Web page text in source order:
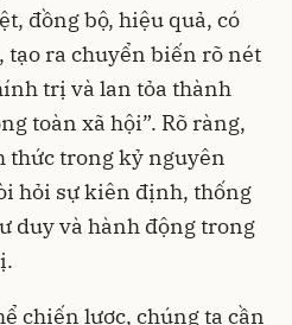
đồng bộ, hiệu quả, có
ra chuyển biến rõ nét
trị và lan tỏa thành
toàn xã hội”. Rõ ràng,
thức trong kỷ nguyên
hỏi sự kiên định, thống
duy và hành động trong
chiến lược, chúng ta cần